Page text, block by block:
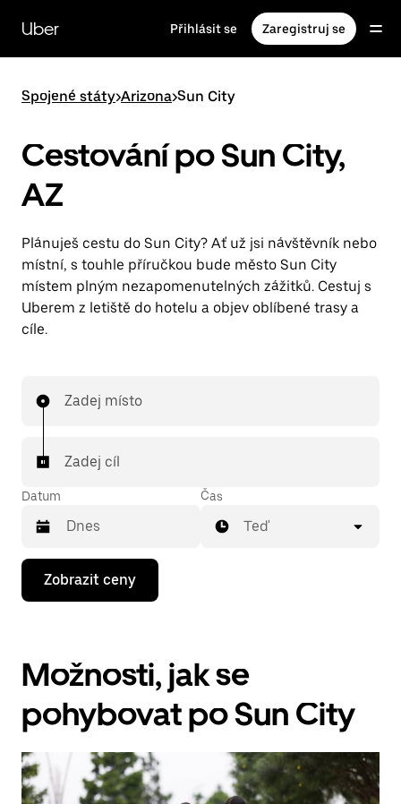
hlavní
obsah
Uber Přihlásit se Zaregistruj se
Spojené státy>Arizona>Sun City
Cestování po Sun City,
AZ
Plánuješ cestu do Sun City? Ať už jsi návštěvník nebo
místní, s touhle příručkou bude město Sun City
místem plným nezapomenutelných zážitků. Cestuj s
Uberem z letiště do hotelu a objev oblíbené trasy a
cíle.
Zadej místo
Zadej cíl
Datum
Stisknutím
klávesy
se
kalendář
a můžeš
datum.
Stisknutím
Esc
zavřeš
kalendář.
Čas
Teď
Zobrazit ceny
Možnosti, jak se
pohybovat po Sun City